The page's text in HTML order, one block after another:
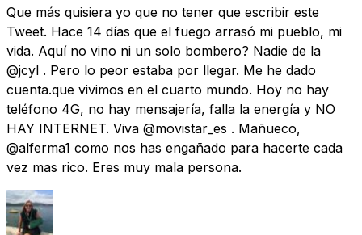
Que más quisiera yo que no tener que escribir este
Tweet. Hace 14 días que el fuego arrasó mi pueblo, mi
vida. Aquí no vino ni un solo bombero? Nadie de la
@jcyl . Pero lo peor estaba por llegar. Me he dado
cuenta.que vivimos en el cuarto mundo. Hoy no hay
teléfono 4G, no hay mensajería, falla la energía y NO
HAY INTERNET. Viva @movistar_es . Mañueco,
@alferma1 como nos has engañado para hacerte cada
vez mas rico. Eres muy mala persona.